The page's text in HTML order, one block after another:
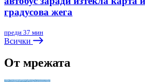
градусова жега
преди 37 мин
Всички
От мрежата